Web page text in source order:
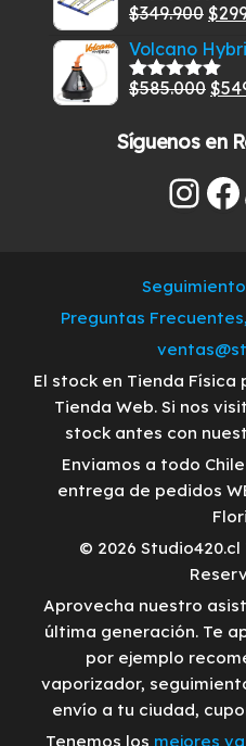
Valorado
5
$349.900 El
era:
$
Volcano
Valorado
5
$585.000 El
$
Síguenos en
Preguntas
El stock en Tienda
Tienda Web. Si nos
stock antes con
Enviamos a todo
entrega de pedidos
© 2026
Aprovecha nuestro
última generación. Te
por ejemplo
vaporizador,
envío a tu ciudad,
Tenemos los mejores